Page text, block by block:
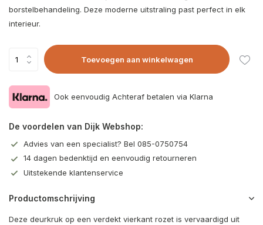
borstelbehandeling. Deze moderne uitstraling past perfect in elk
interieur.
Toevoegen aan winkelwagen
Ook eenvoudig Achteraf betalen via Klarna
De voordelen van Dijk Webshop:
Advies van een specialist? Bel 085-0750754
14 dagen bedenktijd en eenvoudig retourneren
Uitstekende klantenservice
Productomschrijving
Deze deurkruk op een verdekt vierkant rozet is vervaardigd uit